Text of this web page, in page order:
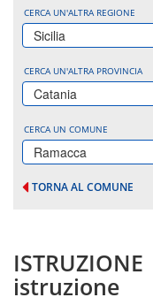
CERCA UN'ALTRA REGIONE
Sicilia
CERCA UN'ALTRA PROVINCIA
Catania
CERCA UN COMUNE
Ramacca
TORNA AL COMUNE
ISTRUZIONE
istruzione